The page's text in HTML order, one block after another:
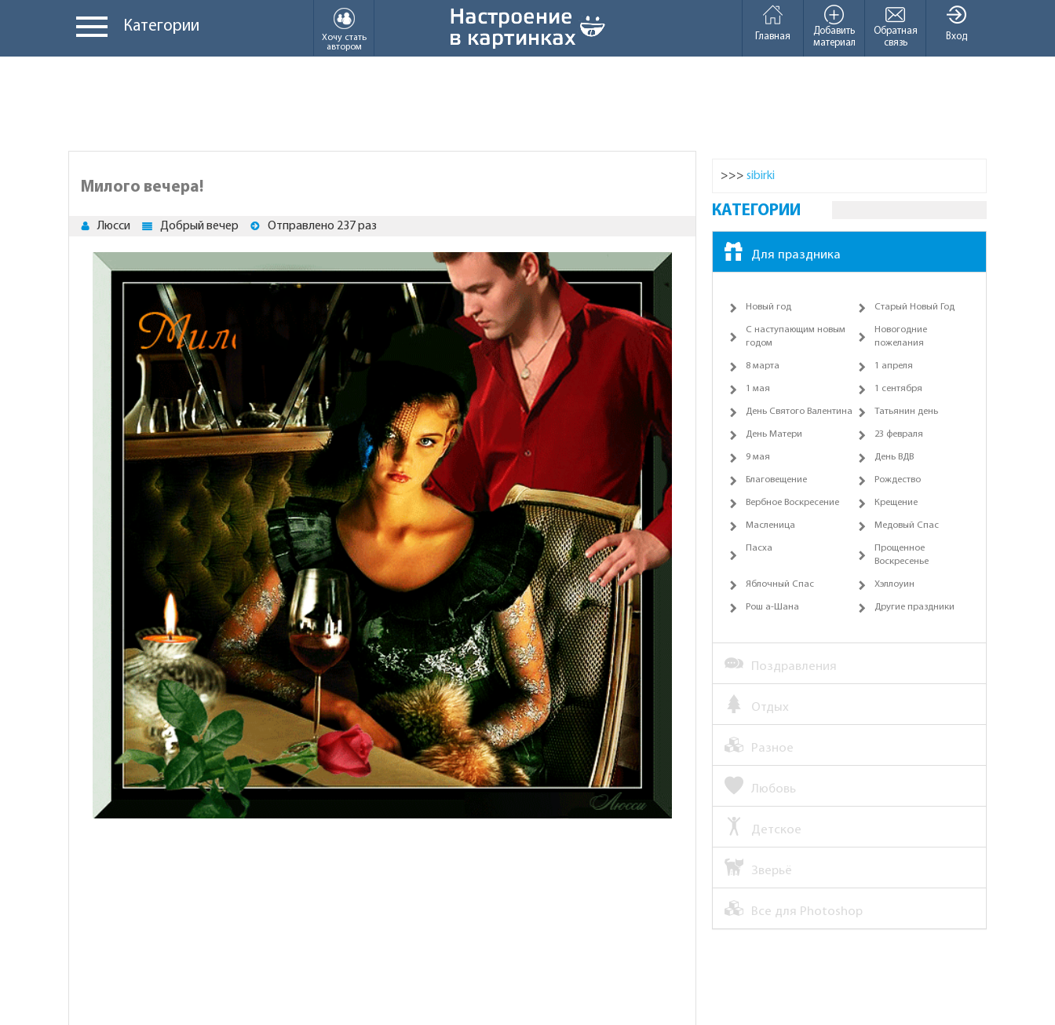
Категории
Хочу стать
автором
Вход
Обратная
связь
Добавить
материал
Главная
Милого вечера!
Люсси Добрый вечер Отправлено 237 раз
>>> sibirki
КАТЕГОРИИ
Для праздника
Новый год Старый Новый Год
С наступающим новым
годом
Новогодние
пожелания
8 марта 1 апреля
1 мая 1 сентября
День Святого Валентина Татьянин день
День Матери 23 февраля
9 мая День ВДВ
Благовещение Рождество
Вербное Воскресение Крещение
Масленица Медовый Спас
Пасха
Прощенное
Воскресенье
Яблочный Спас Хэллоуин
Рош а-Шана Другие праздники
Поздравления
Отдых
Разное
Любовь
Детское
Зверьё
Все для Photoshop